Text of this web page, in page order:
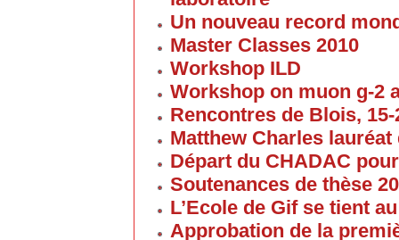
Un nouveau record
Master Classes 2010
Workshop ILD
Workshop on muon g-2
Rencontres de Blois,
Matthew Charles
Départ du CHADAC
Soutenances de thèse
L’Ecole de Gif se tient
Approbation de la